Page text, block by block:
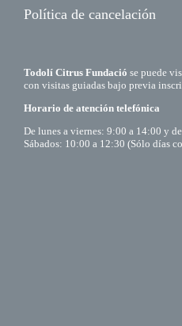
Política de cancelación
Todolí Citrus Fundació se puede
con visitas guiadas bajo previa
Horario de atención telefónica
De lunes a viernes: 9:00 a 14:00 y
Sábados: 10:00 a 12:30 (Sólo días